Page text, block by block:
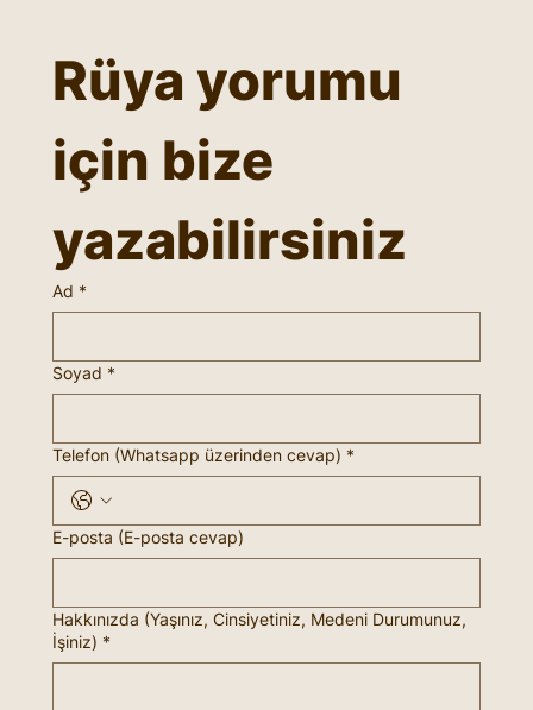
Rüya yorumu
için bize
yazabilirsiniz
Ad *
Soyad *
Telefon (Whatsapp üzerinden cevap) *
E-posta (E-posta cevap)
Hakkınızda (Yaşınız, Cinsiyetiniz, Medeni Durumunuz,
İşiniz) *